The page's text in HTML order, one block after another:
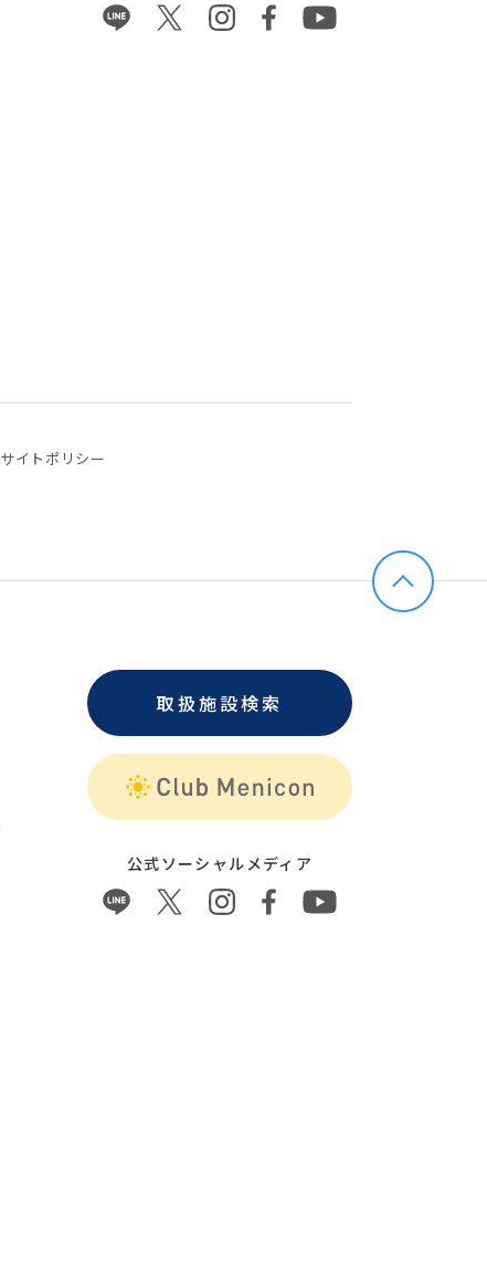
サイトポリシー
取扱施設検索
公式ソーシャルメディア